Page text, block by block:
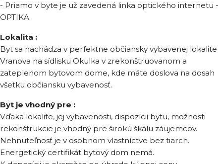
- Priamo v byte je už zavedená linka optického internetu -
OPTIKA
Lokalita :
Byt sa nachádza v perfektne občiansky vybavenej lokalite
Vranova na sídlisku Okulka v zrekonštruovanom a
zateplenom bytovom dome, kde máte doslova na dosah
všetku občiansku vybavenosť.
Byt je vhodný pre :
Vďaka lokalite, jej vybavenosti, dispozícii bytu, možnosti
rekonštrukcie je vhodný pre širokú škálu záujemcov.
Nehnuteľnosť je v osobnom vlastníctve bez tiarch.
Energetický certifikát bytový dom nemá.